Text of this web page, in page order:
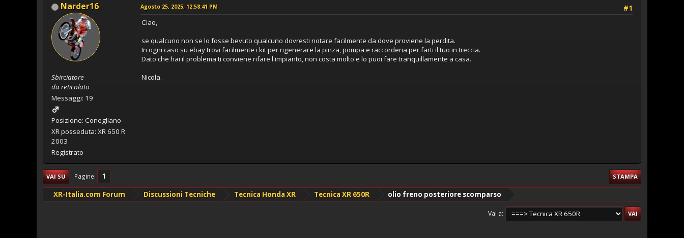
Narder16
Sbirciatore
da reticolato
Messaggi: 19
Posizione: Conegliano
XR posseduta: XR 650 R
2003
Registrato
#1
Agosto 25, 2025, 12:58:41 PM
Ciao,
se qualcuno non se lo fosse bevuto qualcuno dovresti notare facilmente da dove proviene la perdita.
In ogni caso su ebay trovi facilmente i kit per rigenerare la pinza, pompa e raccorderia per farti il tuo in treccia.
Dato che hai il problema ti conviene rifare l'impianto, non costa molto e lo puoi fare tranquillamente a casa.
Nicola.
STAMPA
VAI SU Pagine 1
XR-Italia.com Forum Discussioni Tecniche Tecnica Honda XR Tecnica XR 650R olio freno posteriore scomparso
Vai a